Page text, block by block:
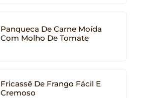
Panqueca De Carne Moída
Com Molho De Tomate
Fricassê De Frango Fácil E
Cremoso